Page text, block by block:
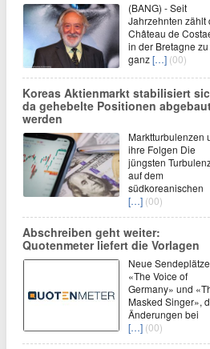
(BANG) - Seit
Jahrzehnten zählt
Château de
in der Bretagne
ganz[…] (00)
Koreas Aktienmarkt stabilisiert
da gehebelte Positionen
werden
Marktturbulenzen
ihre Folgen Die
jüngsten
auf dem
südkoreanischen
[…] (00)
Abschreiben geht weiter:
Quotenmeter liefert die Vorlagen
Neue
«The Voice of
Germany» und
Masked Singer»,
Änderungen bei
[…] (00)